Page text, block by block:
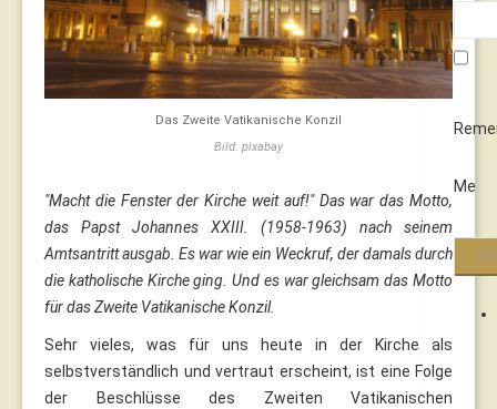
Me
Das Zweite Vatikanische Konzil
Bild: pixabay
"Macht die Fenster der Kirche weit auf!" Das war das Motto,
das Papst Johannes XXIII. (1958-1963) nach seinem
Amtsantritt ausgab. Es war wie ein Weckruf, der damals durch
die katholische Kirche ging. Und es war gleichsam das Motto
für das Zweite Vatikanische Konzil.
Sehr vieles, was für uns heute in der Kirche als
selbstverständlich und vertraut erscheint, ist eine Folge
der Beschlüsse des Zweiten Vatikanischen